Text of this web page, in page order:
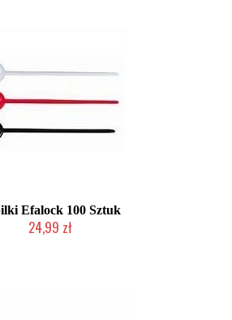
Efalock 100 Sztuk
24,99 zł